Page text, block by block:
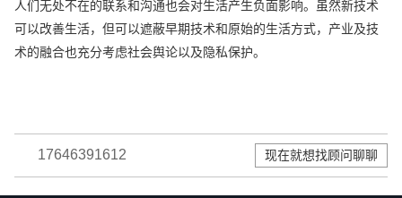
人们无处不在的联系和沟通也会对生活产生负面影响。虽然新技术
可以改善生活，但可以遮蔽早期技术和原始的生活方式，产业及技
术的融合也充分考虑社会舆论以及隐私保护。
17646391612 现在就想找顾问聊聊